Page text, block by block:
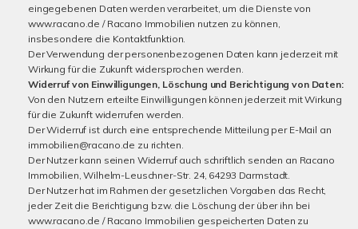
eingegebenen Daten werden verarbeitet, um die Dienste von
www.racano.de / Racano Immobilien nutzen zu können,
insbesondere die Kontaktfunktion.
Der Verwendung der personenbezogenen Daten kann jederzeit mit
Wirkung für die Zukunft widersprochen werden.
Widerruf von Einwilligungen, Löschung und Berichtigung von Daten:
Von den Nutzern erteilte Einwilligungen können jederzeit mit Wirkung
für die Zukunft widerrufen werden.
Der Widerruf ist durch eine entsprechende Mitteilung per E-Mail an
immobilien@racano.de zu richten.
Der Nutzer kann seinen Widerruf auch schriftlich senden an Racano
Immobilien, Wilhelm-Leuschner-Str. 24, 64293 Darmstadt.
Der Nutzer hat im Rahmen der gesetzlichen Vorgaben das Recht,
jeder Zeit die Berichtigung bzw. die Löschung der über ihn bei
www.racano.de / Racano Immobilien gespeicherten Daten zu